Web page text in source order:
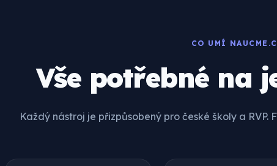
CO UMÍ
Vše potřebné na
Každý nástroj je přizpůsobený pro české školy a RVP.